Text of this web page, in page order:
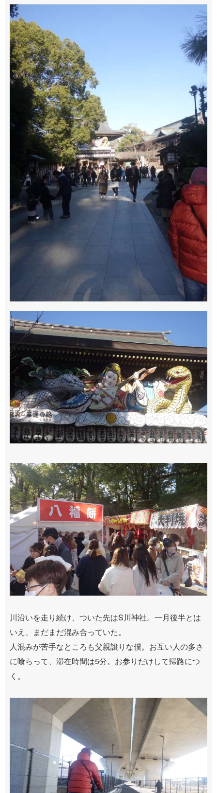
川沿いを走り続け、ついた先はS川神社。一月後半とは
いえ、まだまだ混み合っていた。
人混みが苦手なところも父親譲りな僕。お互い人の多さ
に喰らって、滞在時間は5分。お参りだけして帰路につ
く。